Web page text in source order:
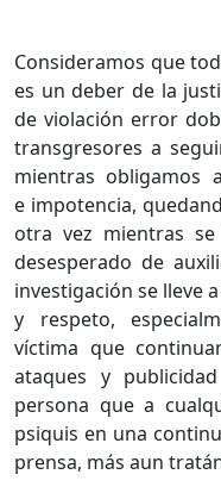
Consideramos que
es un deber de la
de violación error
transgresores a
mientras obligamos
e impotencia,
otra vez mientras
desesperado de
investigación se lleve
y respeto,
víctima que
ataques y
persona que a
psiquis en una
prensa, más aun